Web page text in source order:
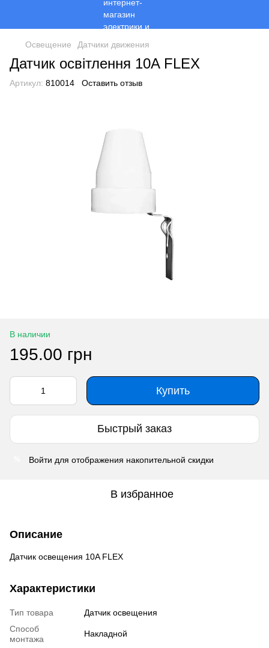
Освещение Датчики движения
Датчик освітлення 10A FLEX
Артикул: 810014 Оставить отзыв
В наличии
195.00 грн
Купить
Быстрый заказ
Войти для отображения накопительной скидки
В избранное
Описание
Датчик освещения 10A FLEX
Характеристики
Тип товара
Датчик освещения
Способ
монтажа
Накладной